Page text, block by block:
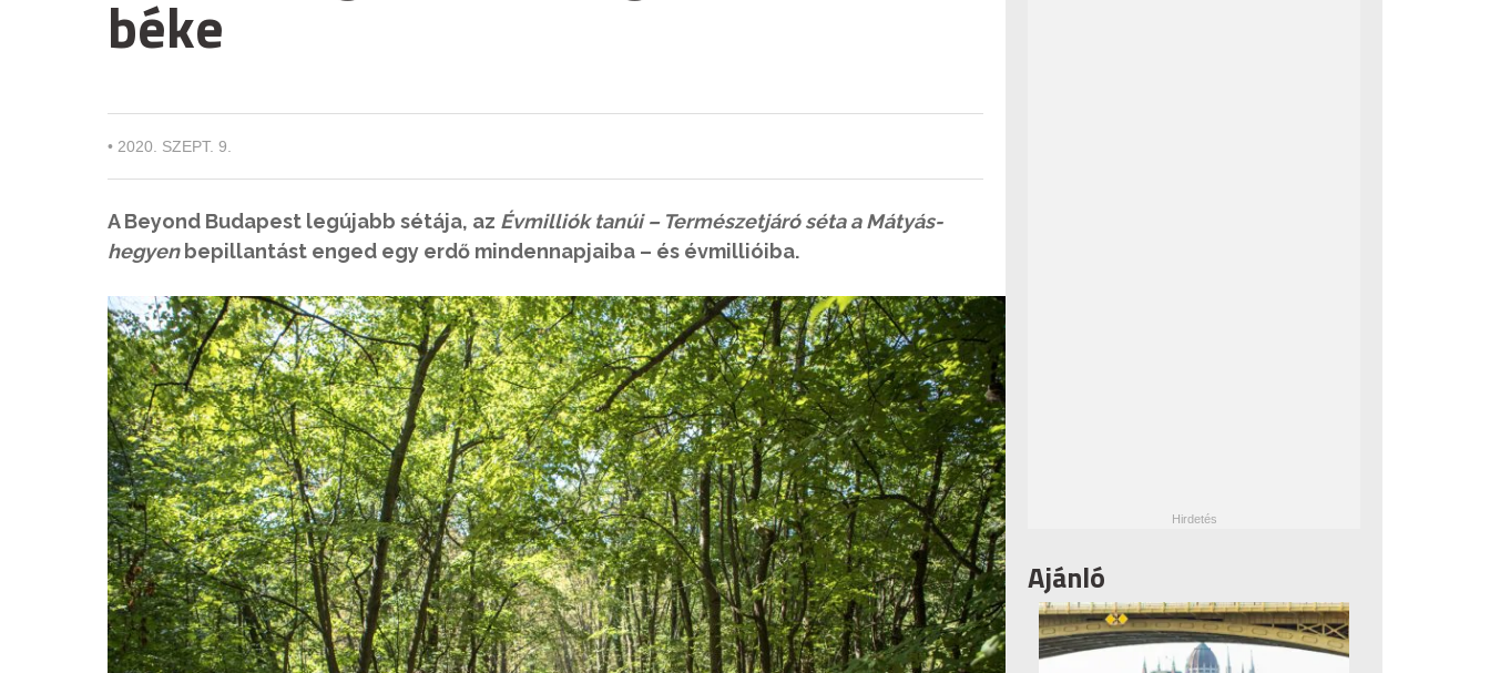
béke
• 2020. SZEPT. 9.
A Beyond Budapest legújabb sétája, az Évmilliók tanúi – Természetjáró séta a Mátyás-
hegyenbepillantást enged egy erdő mindennapjaiba – és évmillióiba.
Ajánló